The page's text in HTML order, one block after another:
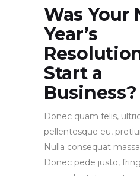
Was Your
Year’s
Start a
Business?
Donec quam felis,
pellentesque eu,
Nulla consequat
Donec pede justo,